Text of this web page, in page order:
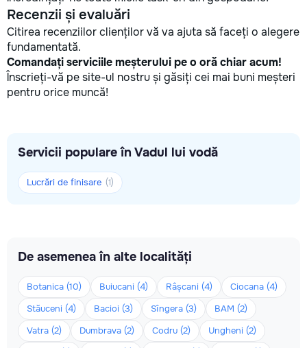
Recenzii și evaluări
Citirea recenziilor clienților vă va ajuta să faceți o alegere
fundamentată.
Comandați serviciile meșterului pe o oră chiar acum!
Înscrieți-vă pe site-ul nostru și găsiți cei mai buni meșteri
pentru orice muncă!
Servicii populare în Vadul lui vodă
Lucrări de finisare (1)
De asemenea în alte localități
Botanica (10) Buiucani (4) Râșcani (4)
Ciocana (4)
Stăuceni (4)
Bacioi (3) Sîngera (3)
BAM (2)
Vatra (2)
Dumbrava (2) Codru (2)
Ungheni (2)